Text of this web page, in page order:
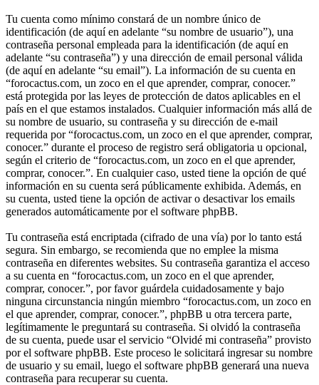
Tu cuenta como mínimo constará de un nombre único de
identificación (de aquí en adelante “su nombre de usuario”), una
contraseña personal empleada para la identificación (de aquí en
adelante “su contraseña”) y una dirección de email personal válida
(de aquí en adelante “su email”). La información de su cuenta en
“forocactus.com, un zoco en el que aprender, comprar, conocer.”
está protegida por las leyes de protección de datos aplicables en el
país en el que estamos instalados. Cualquier información más allá de
su nombre de usuario, su contraseña y su dirección de e-mail
requerida por “forocactus.com, un zoco en el que aprender, comprar,
conocer.” durante el proceso de registro será obligatoria u opcional,
según el criterio de “forocactus.com, un zoco en el que aprender,
comprar, conocer.”. En cualquier caso, usted tiene la opción de qué
información en su cuenta será públicamente exhibida. Además, en
su cuenta, usted tiene la opción de activar o desactivar los emails
generados automáticamente por el software phpBB.
Tu contraseña está encriptada (cifrado de una vía) por lo tanto está
segura. Sin embargo, se recomienda que no emplee la misma
contraseña en diferentes websites. Su contraseña garantiza el acceso
a su cuenta en “forocactus.com, un zoco en el que aprender,
comprar, conocer.”, por favor guárdela cuidadosamente y bajo
ninguna circunstancia ningún miembro “forocactus.com, un zoco en
el que aprender, comprar, conocer.”, phpBB u otra tercera parte,
legítimamente le preguntará su contraseña. Si olvidó la contraseña
de su cuenta, puede usar el servicio “Olvidé mi contraseña” provisto
por el software phpBB. Este proceso le solicitará ingresar su nombre
de usuario y su email, luego el software phpBB generará una nueva
contraseña para recuperar su cuenta.